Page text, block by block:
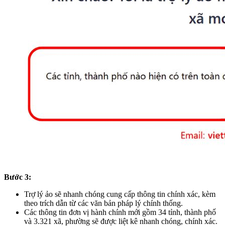
Bước 3:
Trợ lý ảo sẽ nhanh chóng cung cấp thông tin chính xác, kèm
theo trích dẫn từ các văn bản pháp lý chính thống.
Các thông tin đơn vị hành chính mới gồm 34 tỉnh, thành phố
và 3.321 xã, phường sẽ được liệt kê nhanh chóng, chính xác.